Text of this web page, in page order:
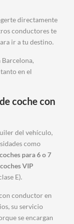
directamente
conductores te
ir a tu destino.
en el
coche con
del vehículo,
como
coches para 6 o 7
coches VIP
E).
conductor en
su servicio
se encargan